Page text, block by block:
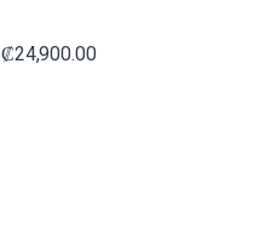
₡24,900.00